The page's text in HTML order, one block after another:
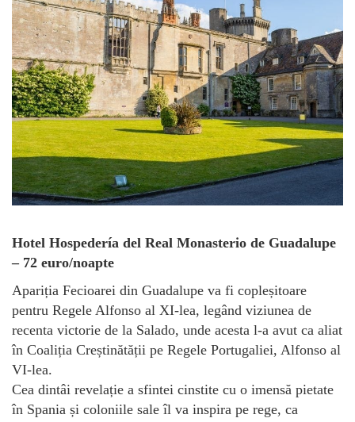
Hotel Hospedería del Real Monasterio de Guadalupe
– 72 euro/noapte
Apariția Fecioarei din Guadalupe va fi copleșitoare
pentru Regele Alfonso al XI-lea, legând viziunea de
recenta victorie de la Salado, unde acesta l-a avut ca aliat
în Coaliția Creștinătății pe Regele Portugaliei, Alfonso al
VI-lea.
Cea dintâi revelație a sfintei cinstite cu o imensă pietate
în Spania și coloniile sale îl va inspira pe rege, ca